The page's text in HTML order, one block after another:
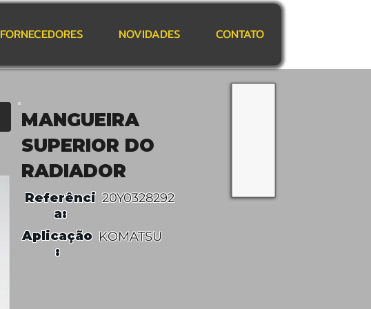
FORNECEDORES NOVIDADES CONTATO
MANGUEIRA
SUPERIOR DO
RADIADOR
Referênci
a:
20Y0328292
Aplicação
:
KOMATSU